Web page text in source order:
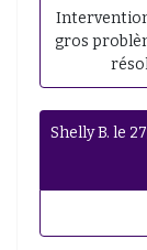
gros
Shelly B. le